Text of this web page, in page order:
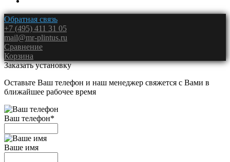
Обратная связь
+7 (495) 411 31 05
mail@mr-plintus.ru
Сравнение
Корзина
Заказать установку
Оставьте Ваш телефон и наш менеджер свяжется с Вами в
ближайшее рабочее время
Ваш телефон*
Ваше имя